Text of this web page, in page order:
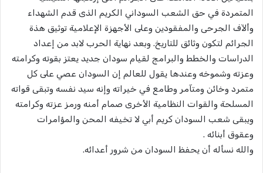
المتمردة في حق الشعب السوداني الكريم الذى قدم الشهداء
وألآف الجرحى والمفقودين وعلى الأجهزة الإعلامية توثيق هذة
الجرائم لتكون وثائق للتاريخ. وبعد نهاية الحرب لابد من إعداد
الدراسات والخطط والبرامج لقيام سودان جديد يعتز بقوته وكرامته
وعزته وشموخه وعندها يقول للعالم إن السودان عصي على كل
متمرد وخائن ومتآمر وطامع في خيراته وإنه سيد نفسه وتبقى قواته
المسلحة والقوات النظامية الأخرى صمام أمنه ورمز عزته وكرامته
ويبقى شعب السودان كريم أبي لا تخيفه المحن والمؤامرات
وعقوق أبنائه .
والله نسأله أن يحفظ السودان من شرور أعدائه.